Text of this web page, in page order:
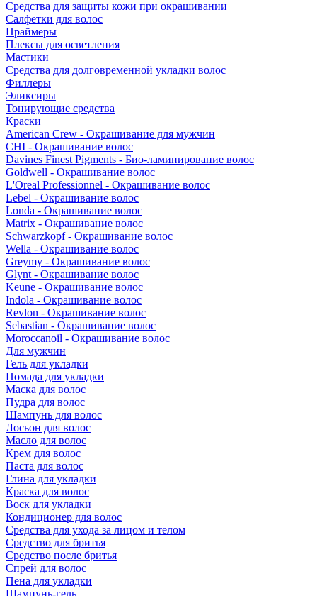
Средства для защиты кожи при окрашивании
Салфетки для волос
Праймеры
Плексы для осветления
Мастики
Средства для долговременной укладки волос
Филлеры
Эликсиры
Тонирующие средства
Краски
American Crew - Окрашивание для мужчин
CHI - Окрашивание волос
Davines Finest Pigments - Био-ламинирование волос
Goldwell - Окрашивание волос
L'Oreal Professionnel - Окрашивание волос
Lebel - Окрашивание волос
Londa - Окрашивание волос
Matrix - Окрашивание волос
Schwarzkopf - Окрашивание волос
Wella - Окрашивание волос
Greymy - Окрашивание волос
Glynt - Окрашивание волос
Keune - Окрашивание волос
Indola - Окрашивание волос
Revlon - Окрашивание волос
Sebastian - Окрашивание волос
Moroccanoil - Окрашивание волос
Для мужчин
Гель для укладки
Помада для укладки
Маска для волос
Пудра для волос
Шампунь для волос
Лосьон для волос
Масло для волос
Крем для волос
Паста для волос
Глина для укладки
Краска для волос
Воск для укладки
Кондиционер для волос
Средства для ухода за лицом и телом
Средство для бритья
Средство после бритья
Спрей для волос
Пена для укладки
Шампунь-гель